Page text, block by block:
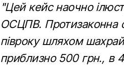
"Цей кейс наочно
ОСЦПВ. Протизаконна
півроку шляхом
приблизно 500 грн., в